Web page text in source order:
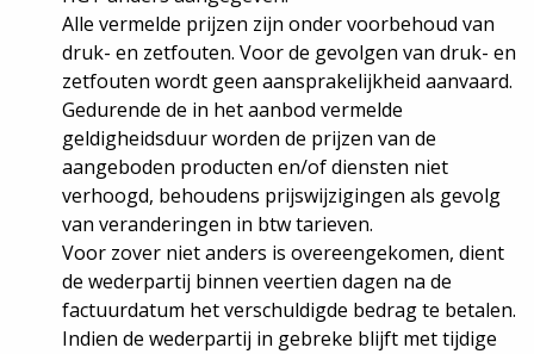
Alle vermelde prijzen zijn onder voorbehoud van
druk- en zetfouten. Voor de gevolgen van druk- en
zetfouten wordt geen aansprakelijkheid aanvaard.
Gedurende de in het aanbod vermelde
geldigheidsduur worden de prijzen van de
aangeboden producten en/of diensten niet
verhoogd, behoudens prijswijzigingen als gevolg
van veranderingen in btw tarieven.
Voor zover niet anders is overeengekomen, dient
de wederpartij binnen veertien dagen na de
factuurdatum het verschuldigde bedrag te betalen.
Indien de wederpartij in gebreke blijft met tijdige